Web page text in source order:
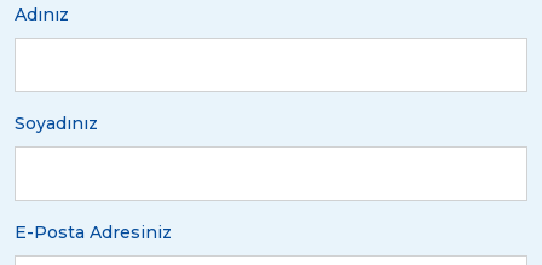
Adınız
Soyadınız
E-Posta Adresiniz